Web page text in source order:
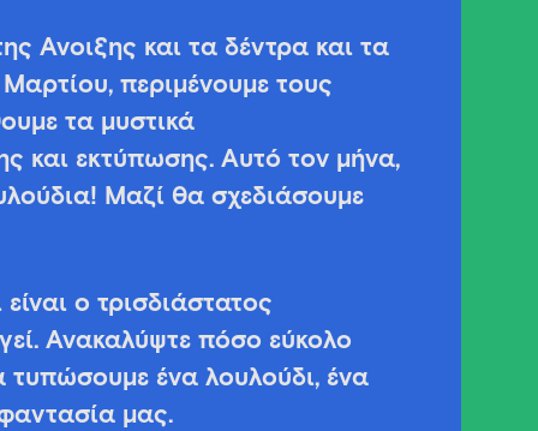
Άνοιξης και τα δέντρα και τα
περιμένουμε τους
τα μυστικά
και εκτύπωσης. Αυτό τον μήνα,
Μαζί θα σχεδιάσουμε
ο τρισδιάστατος
Ανακαλύψτε πόσο εύκολο
τυπώσουμε ένα λουλούδι, ένα
μας.